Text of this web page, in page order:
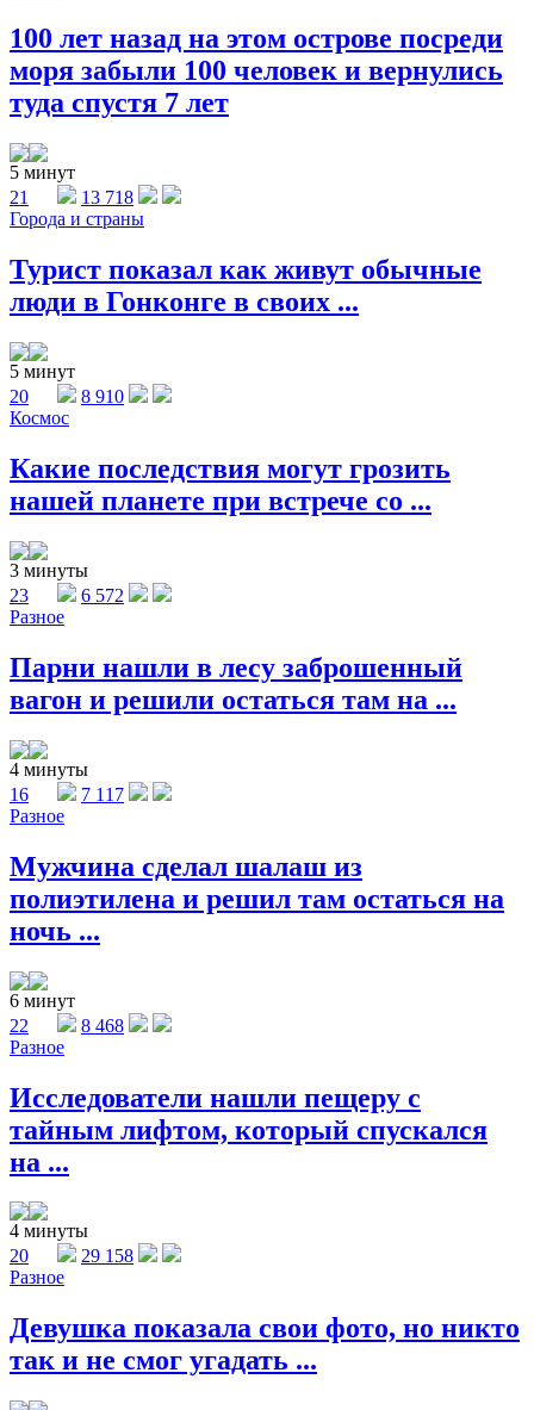
100 лет назад на этом острове посреди
моря забыли 100 человек и вернулись
туда спустя 7 лет
5 минут
21
13 718
Города и страны
Турист показал как живут обычные
люди в Гонконге в своих ...
5 минут
20
8 910
Космос
Какие последствия могут грозить
нашей планете при встрече со ...
3 минуты
23
6 572
Разное
Парни нашли в лесу заброшенный
вагон и решили остаться там на ...
4 минуты
16
7 117
Разное
Мужчина сделал шалаш из
полиэтилена и решил там остаться на
ночь ...
6 минут
22
8 468
Разное
Исследователи нашли пещеру с
тайным лифтом, который спускался
на ...
4 минуты
20
29 158
Разное
Девушка показала свои фото, но никто
так и не смог угадать ...